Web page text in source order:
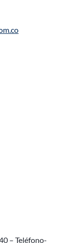
– Teléfono-